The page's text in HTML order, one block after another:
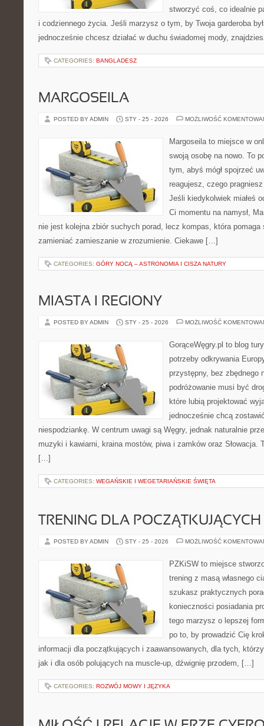
stworzyć coś, co idealnie
i codziennego życia. Jeśli marzysz o tym, by Twoja garderoba
jednocześnie chcesz działać w duchu świadomej mody,
CATEGORIES: BANGLADESZ
MARGOSEILA
POSTED BY ADMIN STY - 25 - 2026 MOŻLIWOŚĆ
Margoseila to miejsce w
swoją osobę na nowo. To
tym, abyś mógł spojrzeć
reagujesz, czego
Jeśli kiedykolwiek miałeś
Ci momentu na namysł,
nie jest kolejna zbiór suchych porad, lecz kompas, która
zamieniać zamieszanie w zrozumienie. Ciekawe […]
CATEGORIES: GÓRY NOCĄ – ASTRONOMIA I CISZA NATURY
MIASTA I REGIONY
POSTED BY ADMIN STY - 25 - 2026 MOŻLIWOŚĆ
GorąceWęgry.pl to blog
potrzeby odkrywania
przystępny, bez zbędnego
podróżowanie musi być
które lubią projektować
jednocześnie chcą
niespodziankę. W centrum uwagi są Węgry, jednak naturalnie
muzyki i kawiarni, kraina mostów, piwa i zamków oraz Słowacja.
[…]
CATEGORIES: WEGAŃSKIE I WEGETARIAŃSKIE ŚWIĘTA
TRENING DLA POCZĄTKUJĄCYCH
POSTED BY ADMIN STY - 25 - 2026 MOŻLIWOŚĆ
PZKiSW to miejsce
trening z masą własnego
szukasz praktycznych
konieczności posiadania
tego marzysz o lepszej
po to, by prowadzić Cię
informacji dla początkujących i zaawansowanych, dla tych,
jak i dla osób polujących na muscle-up, dźwignię przodem, […]
CATEGORIES: ROZWÓJ MOWY I JĘZYKA